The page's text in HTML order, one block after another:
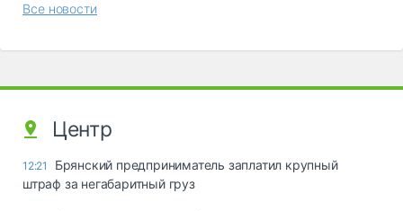
Все новости
Центр
12:21
Брянский предприниматель заплатил крупный
штраф за негабаритный груз